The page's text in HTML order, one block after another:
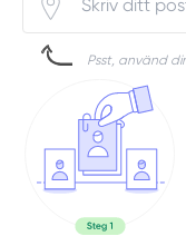
Psst, använd